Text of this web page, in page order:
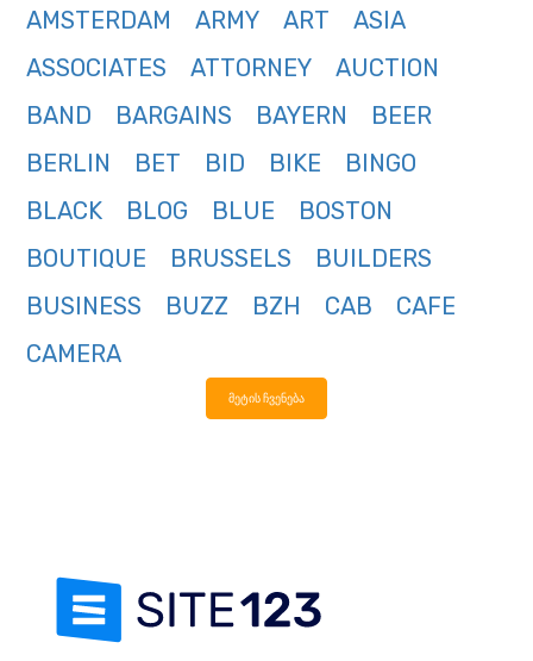
AMSTERDAM
ARMY ART
ASIA
ASSOCIATES
ATTORNEY
AUCTION
BAND
BARGAINS BAYERN
BEER
BERLIN
BET BID BIKE
BINGO
BLACK
BLOG BLUE
BOSTON
BOUTIQUE
BRUSSELS
BUILDERS
BUSINESS
BUZZ BZH CAB
CAFE
CAMERA
მეტის ჩვენება